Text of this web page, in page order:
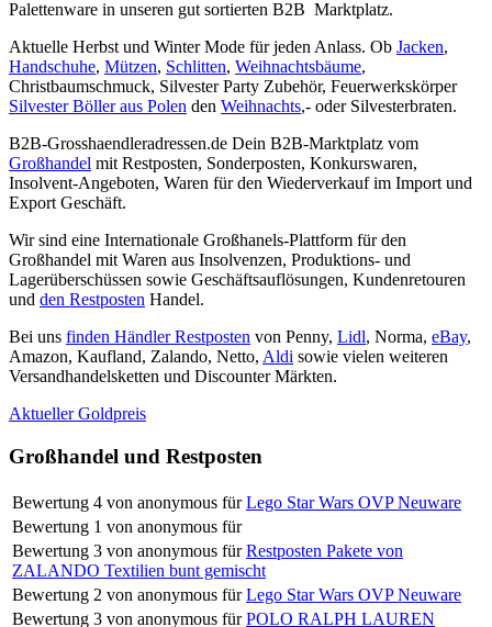
Palettenware in unseren gut sortierten B2B Marktplatz.
Aktuelle Herbst und Winter Mode für jeden Anlass. Ob Jacken,
Handschuhe, Mützen, Schlitten, Weihnachtsbäume,
Christbaumschmuck, Silvester Party Zubehör, Feuerwerkskörper
Silvester Böller aus Polen den Weihnachts,- oder Silvesterbraten.
B2B-Grosshaendleradressen.de Dein B2B-Marktplatz vom
Großhandel mit Restposten, Sonderposten, Konkurswaren,
Insolvent-Angeboten, Waren für den Wiederverkauf im Import und
Export Geschäft.
Wir sind eine Internationale Großhanels-Plattform für den
Großhandel mit Waren aus Insolvenzen, Produktions- und
Lagerüberschüssen sowie Geschäftsauflösungen, Kundenretouren
und den Restposten Handel.
Bei uns finden Händler Restposten von Penny, Lidl, Norma, eBay,
Amazon, Kaufland, Zalando, Netto, Aldi sowie vielen weiteren
Versandhandelsketten und Discounter Märkten.
Aktueller Goldpreis
Großhandel und Restposten
Bewertung 4 von anonymous für Lego Star Wars OVP Neuware
Bewertung 1 von anonymous für
Bewertung 3 von anonymous für Restposten Pakete von
ZALANDO Textilien bunt gemischt
Bewertung 2 von anonymous für Lego Star Wars OVP Neuware
Bewertung 3 von anonymous für POLO RALPH LAUREN